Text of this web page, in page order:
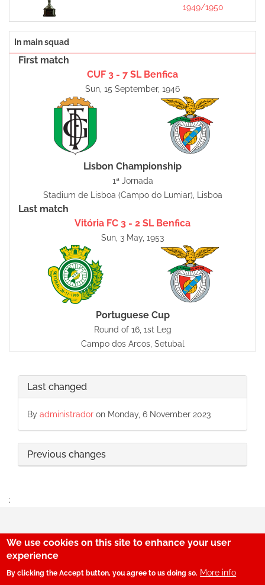
1949/1950
In main squad
First match
CUF 3 - 7 SL Benfica
Sun, 15 September, 1946
Lisbon Championship
1ª Jornada
Stadium de Lisboa (Campo do Lumiar), Lisboa
Last match
Vitória FC 3 - 2 SL Benfica
Sun, 3 May, 1953
Portuguese Cup
Round of 16, 1st Leg
Campo dos Arcos, Setubal
Last changed
By administrador on Monday, 6 November 2023
Previous changes
;
29
We use cookies on this site to enhance your user
experience
By clicking the Accept button, you agree to us doing so. More info